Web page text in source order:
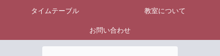
タイムテーブル 教室について
お問い合わせ